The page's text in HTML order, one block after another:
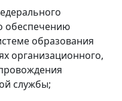
обеспечению
образования
организационного,
службы;